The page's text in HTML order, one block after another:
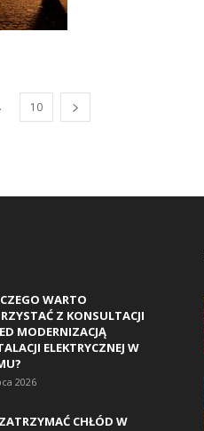
10
WARTO
Z KONSULTACJI
MODERNIZACJĄ
ELEKTRYCZNEJ W
2026
CHŁÓD W